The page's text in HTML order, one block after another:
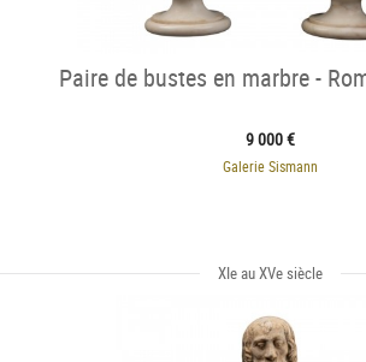
Paire de bustes en marbre -
9 000 €
Galerie Sismann
XIe au XVe siècle